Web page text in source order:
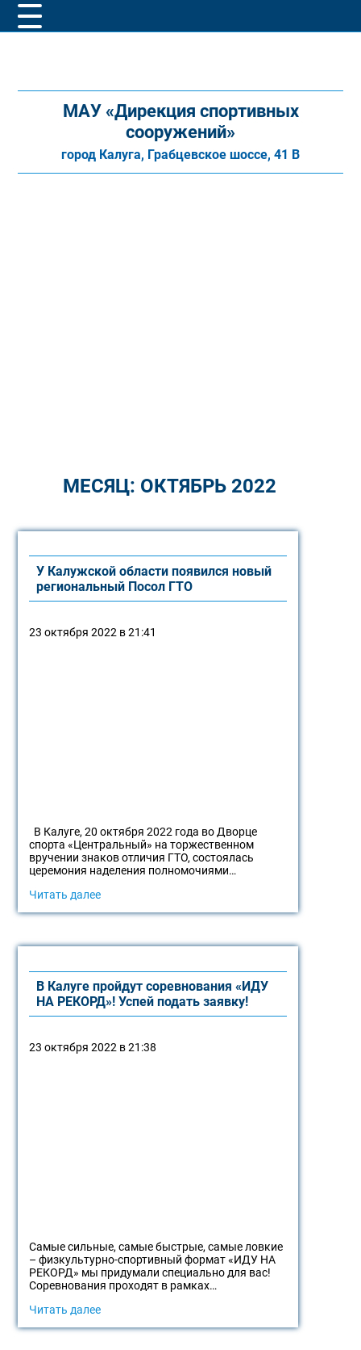
МАУ «Дирекция спортивных
сооружений»
город Калуга, Грабцевское шоссе, 41 В
МЕСЯЦ: ОКТЯБРЬ 2022
У Калужской области появился новый
региональный Посол ГТО
23 октября 2022 в 21:41
В Калуге, 20 октября 2022 года во Дворце
спорта «Центральный» на торжественном
вручении знаков отличия ГТО, состоялась
церемония наделения полномочиями…
Читать далее
В Калуге пройдут соревнования «ИДУ
НА РЕКОРД»! Успей подать заявку!
23 октября 2022 в 21:38
Самые сильные, самые быстрые, самые ловкие
– физкультурно-спортивный формат «ИДУ НА
РЕКОРД» мы придумали специально для вас!
Соревнования проходят в рамках…
Читать далее